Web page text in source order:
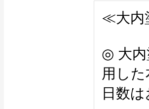
≪大内
◎ 大内
用し
日数